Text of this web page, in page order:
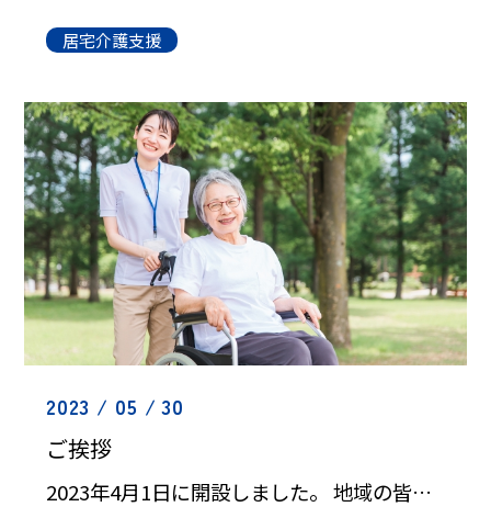
居宅介護支援
2023 / 05 / 30
ご挨拶
2023年4月1日に開設しました。 地域の皆さまのお役に立てるよう、丁寧にご支援させていただきます。